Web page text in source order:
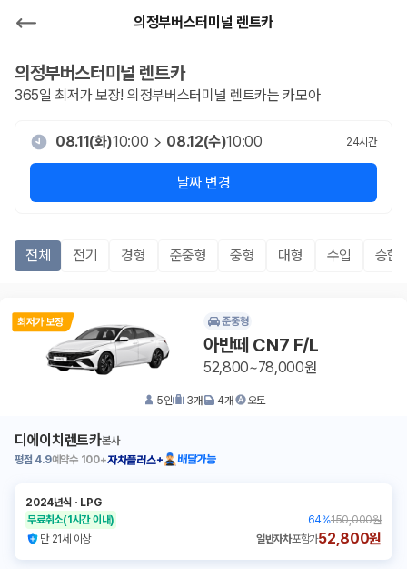
의정부버스터미널 렌트카
의정부버스터미널 렌트카
365일 최저가 보장! 의정부버스터미널 렌트카는 카모아
08.11(화)10:00 08.12(수)10:00 24시간
날짜 변경
전체 전기 경형 준중형 중형 대형 수입 승합
준중형
아반떼 CN7 F/L
52,800~78,000원
5인 3개 4개 오토
디에이치렌트카본사
평점 4.9예약수 100+자차플러스+ 배달가능
2024년식 ㆍ LPG
무료취소(1시간 이내) 64%150,000원
만 21세 이상
일반자차포함가52,800원